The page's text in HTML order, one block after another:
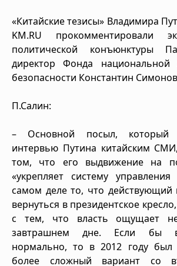
«Китайские тезисы» Владимира
KM.RU прокомментировали
политической конъюнктуры
директор Фонда национальной
безопасности Константин
П.Салин:
– Основной посыл, который
интервью Путина китайским
том, что его выдвижение на
«укрепляет систему
самом деле то, что
вернуться в президентское
с тем, что власть ощущает
завтрашнем дне. Если бы
нормально, то в 2012 году был
более сложный вариант со